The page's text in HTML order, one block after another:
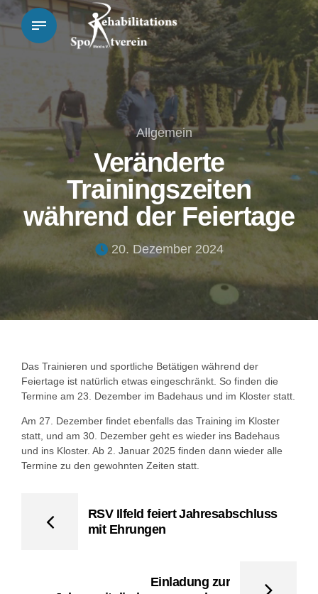
Allgemein
Veränderte
Trainingszeiten
während der Feiertage
20. Dezember 2024
Das Trainieren und sportliche Betätigen während der
Feiertage ist natürlich etwas eingeschränkt. So finden die
Termine am 23. Dezember im Badehaus und im Kloster statt.
Am 27. Dezember findet ebenfalls das Training im Kloster
statt, und am 30. Dezember geht es wieder ins Badehaus
und ins Kloster. Ab 2. Januar 2025 finden dann wieder alle
Termine zu den gewohnten Zeiten statt.
RSV Ilfeld feiert Jahresabschluss
mit Ehrungen
Einladung zur